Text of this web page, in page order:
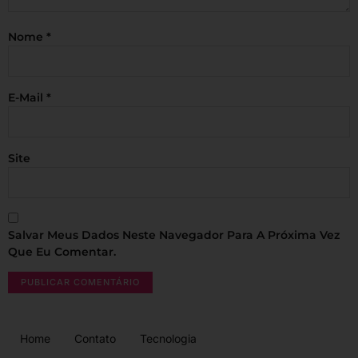
Nome *
E-Mail *
Site
Salvar Meus Dados Neste Navegador Para A Próxima Vez
Que Eu Comentar.
Home Contato Tecnologia